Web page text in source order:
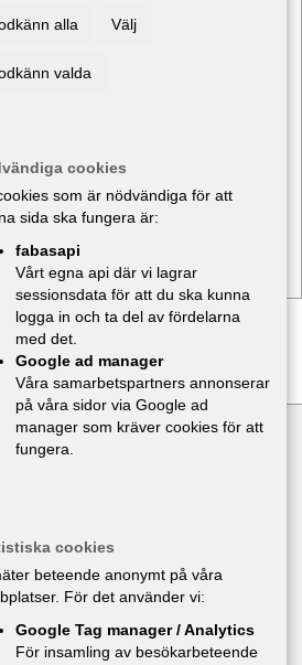
konto?Bli medlem
All kopiering av texter, bilder eller
förbjuden.
alla Välj
valda
cookies
som är nödvändiga för att
sida ska fungera är:
fabasapi
Vårt egna api där vi lagrar
sessionsdata för att du ska kunna
logga in och ta del av fördelarna
med det.
Google ad manager
Våra samarbetspartners annonserar
på våra sidor via Google ad
manager som kräver cookies för att
fungera.
cookies
beteende anonymt på våra
För det använder vi:
Google Tag manager / Analytics
För insamling av besökarbeteende